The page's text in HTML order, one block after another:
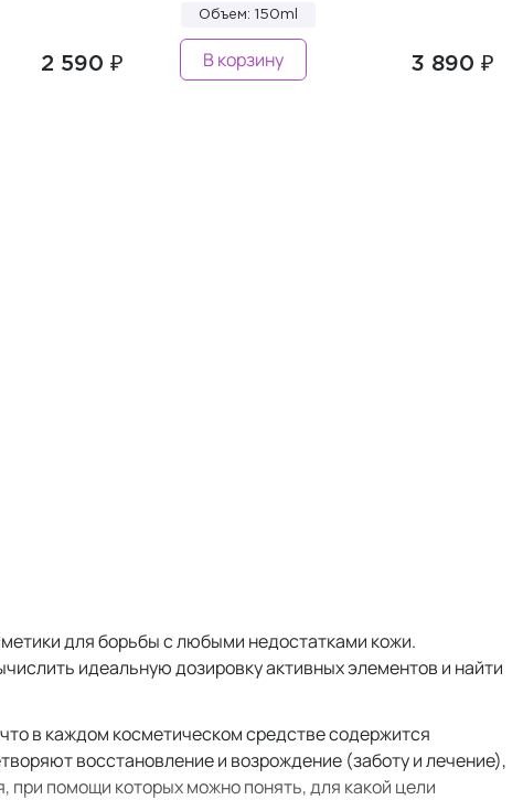
2 590 ₽
Объем: 150ml
3 890 ₽
В корзину
для борьбы с любыми недостатками кожи.
идеальную дозировку активных элементов и найти
в каждом косметическом средстве содержится
восстановление и возрождение (заботу и лечение),
помощи которых можно понять, для какой цели